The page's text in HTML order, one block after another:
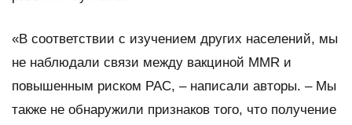
«В соответствии с изучением других населений, мы
не наблюдали связи между вакциной MMR и
повышенным риском РАС, – написали авторы. – Мы
также не обнаружили признаков того, что получение